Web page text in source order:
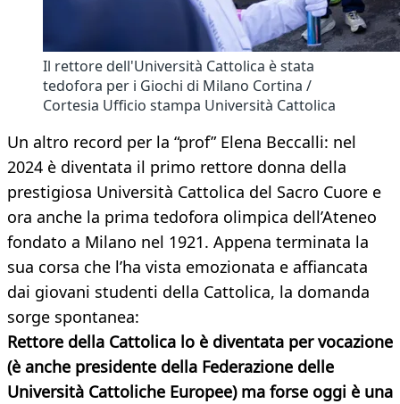
Il rettore dell'Università Cattolica è stata
tedofora per i Giochi di Milano Cortina /
Cortesia Ufficio stampa Università Cattolica
Un altro record per la “prof” Elena Beccalli: nel
2024 è diventata il primo rettore donna della
prestigiosa Università Cattolica del Sacro Cuore e
ora anche la prima tedofora olimpica dell’Ateneo
fondato a Milano nel 1921. Appena terminata la
sua corsa che l’ha vista emozionata e affiancata
dai giovani studenti della Cattolica, la domanda
sorge spontanea:
Rettore della Cattolica lo è diventata per vocazione
(è anche presidente della Federazione delle
Università Cattoliche Europee) ma forse oggi è una